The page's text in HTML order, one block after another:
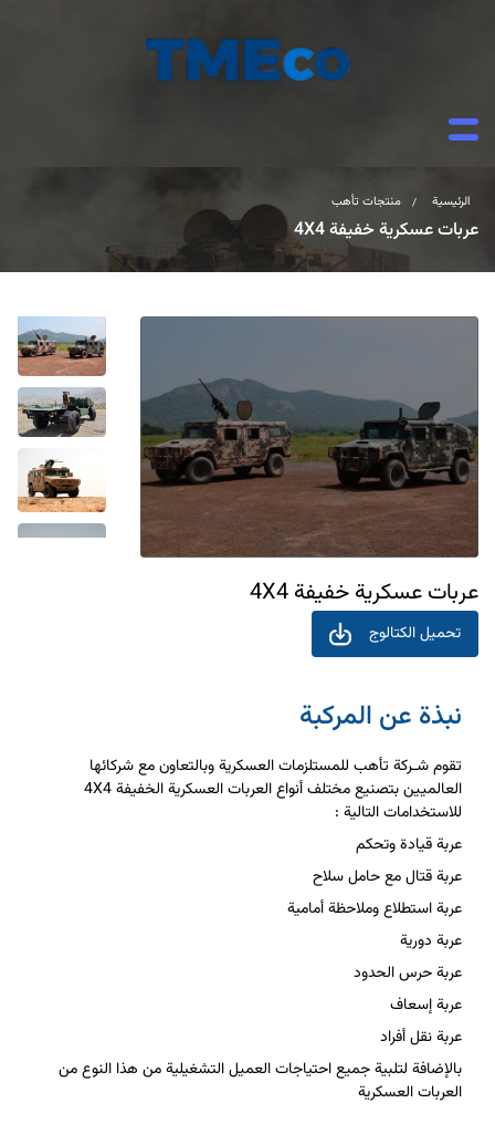
الرئيسية / منتجات تأهب
عربات عسكرية خفيفة 4X4
عربات عسكرية خفيفة 4X4
تحميل الكتالوج
نبذة عن المركبة
تقوم شـركة تأهب للمستلزمات العسكرية وبالتعاون مع شركائها
العالميين بتصنيع مختلف أنواع العربات العسكرية الخفيفة 4X4
للاستخدامات التالية :
عربة قيادة وتحكم
عربة قتال مع حامل سلاح
عربة استطلاع وملاحظة أمامية
عربة دورية
عربة حرس الحدود
عربة إسعاف
عربة نقل أفراد
بالإضافة لتلبية جميع احتياجات العميل التشغيلية من هذا النوع من
العربات العسكرية